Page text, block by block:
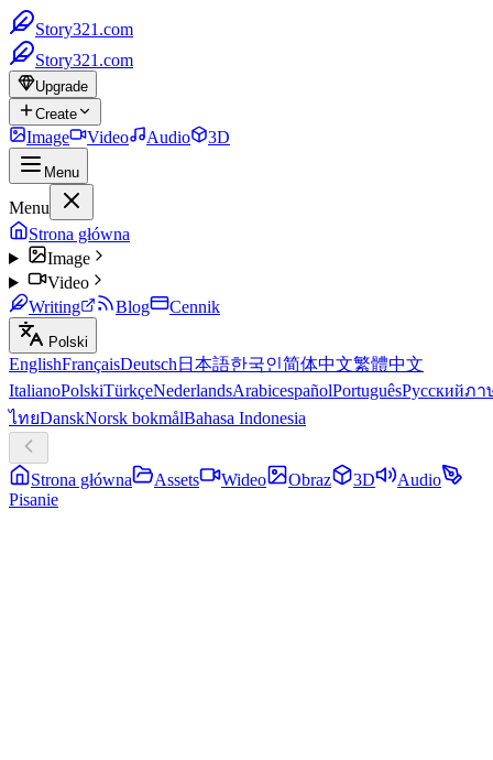
Story321.com
Story321.com
Upgrade
Create
Image Video Audio 3D
Menu
Menu
Strona główna
Image
Video
Writing
Blog Cennik
Polski
EnglishFrançaisDeutsch 日本語한국인简体中文繁體中文
ItalianoPolskiTürkçeNederlandsArabicespañolPortuguêsРусскийภา
ไทยDanskNorsk bokmålBahasa Indonesia
Strona główna Assets Wideo Obraz 3D
Audio
Pisanie